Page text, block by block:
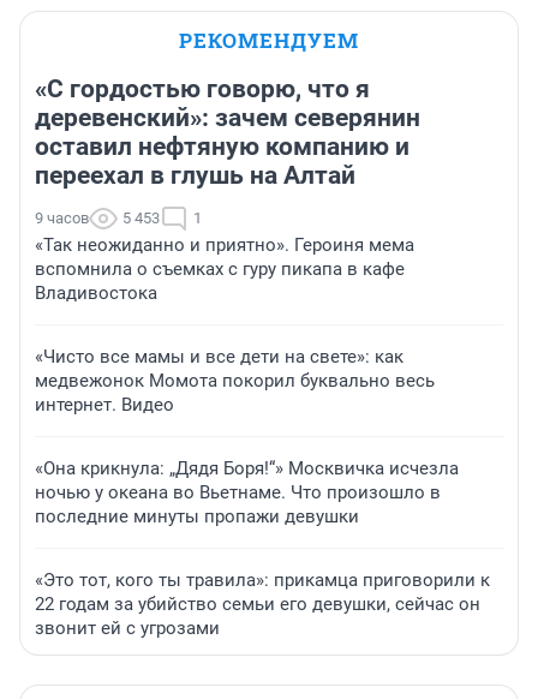
РЕКОМЕНДУЕМ
«С гордостью говорю, что я
деревенский»: зачем северянин
оставил нефтяную компанию и
переехал в глушь на Алтай
9 часов 5 453 1
«Так неожиданно и приятно». Героиня мема
вспомнила о съемках с гуру пикапа в кафе
Владивостока
«Чисто все мамы и все дети на свете»: как
медвежонок Момота покорил буквально весь
интернет. Видео
«Она крикнула: „Дядя Боря!“» Москвичка исчезла
ночью у океана во Вьетнаме. Что произошло в
последние минуты пропажи девушки
«Это тот, кого ты травила»: прикамца приговорили к
22 годам за убийство семьи его девушки, сейчас он
звонит ей с угрозами